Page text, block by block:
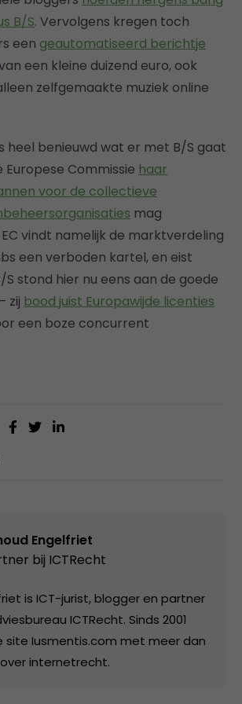
B/S. Vervolgens kregen toch
een geautomatiseerd berichtje
een kleine duizend euro, ook
zelfgemaakte muziek online
heel benieuwd wat er met B/S gaat
Europese Commissie haar
voor de collectieve
mag
vindt namelijk de marktverdeling
een verboden kartel, en eist
stond hier nu eens aan de goede
zij bood juist Europawijde licenties
een boze concurrent
Engelfriet
bij ICTRecht
is ICT-jurist, blogger en partner
ICTRecht. Sinds 2001
site Iusmentis.com met meer dan
internetrecht.